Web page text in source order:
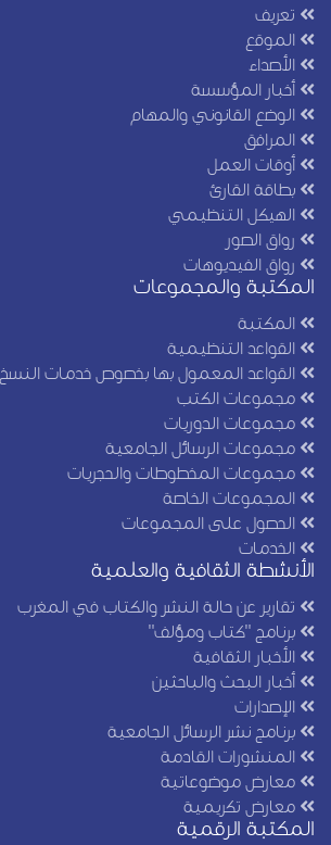
تعريف
الموقع
الأصداء
أخبار المؤسسة
الوضع القانوني والمهام
المرافق
أوقات العمل
بطاقة القارئ
الهيكل التنظيمي
رواق الصور
رواق الفيديوهات
المكتبة والمجموعات
المكتبة
القواعد التنظيمية
القواعد المعمول بها بخصوص خدمات النسخ
مجموعات الكتب
مجموعات الدوريات
مجموعات الرسائل الجامعية
مجموعات المخطوطات والحجريات
المجموعات الخاصة
الحصول على المجموعات
الخدمات
الأنشطة الثقافية والعلمية
تقارير عن حالة النشر والكتاب في المغرب
برنامج "كتاب ومؤلف"
الأخبار الثقافية
أخبار البحث والباحثين
الإصدارات
برنامج نشر الرسائل الجامعية
المنشورات القادمة
معارض موضوعاتية
معارض تكريمية
المكتبة الرقمية